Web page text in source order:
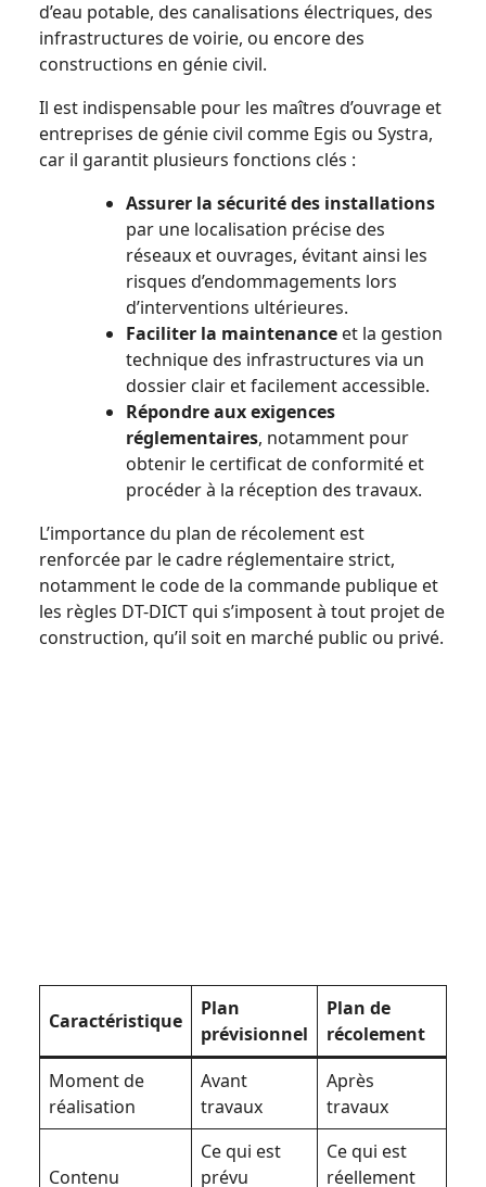
d’eau potable, des canalisations électriques, des
infrastructures de voirie, ou encore des
constructions en génie civil.
Il est indispensable pour les maîtres d’ouvrage et
entreprises de génie civil comme Egis ou Systra,
car il garantit plusieurs fonctions clés :
Assurer la sécurité des installations
par une localisation précise des
réseaux et ouvrages, évitant ainsi les
risques d’endommagements lors
d’interventions ultérieures.
Faciliter la maintenance et la gestion
technique des infrastructures via un
dossier clair et facilement accessible.
Répondre aux exigences
réglementaires, notamment pour
obtenir le certificat de conformité et
procéder à la réception des travaux.
L’importance du plan de récolement est
renforcée par le cadre réglementaire strict,
notamment le code de la commande publique et
les règles DT-DICT qui s’imposent à tout projet de
construction, qu’il soit en marché public ou privé.
Caractéristique
Plan
prévisionnel
Plan de
récolement
Moment de
réalisation
Avant
travaux
Après
travaux
Contenu
Ce qui est
prévu
Ce qui est
réellement